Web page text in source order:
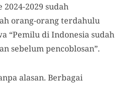
2029 sudah
orang-orang terdahulu
“Pemilu di Indonesia sudah
sebelum pencoblosan”.
alasan. Berbagai